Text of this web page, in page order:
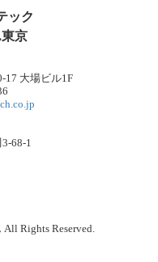
ック
京
17 大場ビル1F
68-1
Rights Reserved.